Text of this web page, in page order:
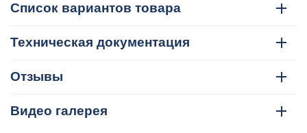
Список вариантов товара
Техническая документация
Отзывы
Видео галерея